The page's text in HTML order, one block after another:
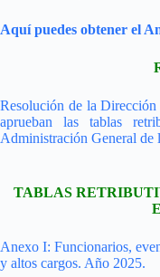
Aquí puedes obtener el
Resolución de la
aprueban las tablas
Administración General de
TABLAS
Anexo I: Funcionarios,
y altos cargos. Año 2025.